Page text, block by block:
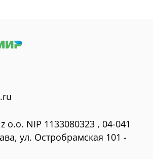
o.o. NIP 1133080323 , 04-041
ул. Остробрамская 101 -